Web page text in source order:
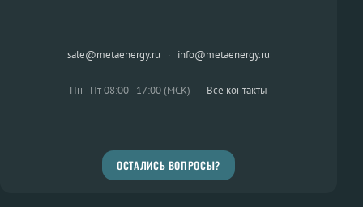
sale@metaenergy.ru · info@metaenergy.ru
Пн–Пт 08:00–17:00 (МСК) · Все контакты
ОСТАЛИСЬ ВОПРОСЫ?